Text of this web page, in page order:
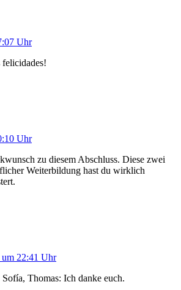
Uhr
Uhr
zu diesem Abschluss. Diese zwei
Weiterbildung hast du wirklich
um 22:41 Uhr
Thomas: Ich danke euch.